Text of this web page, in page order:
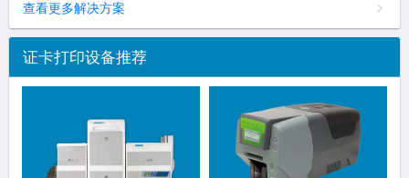
查看更多解决方案
证卡打印设备推荐